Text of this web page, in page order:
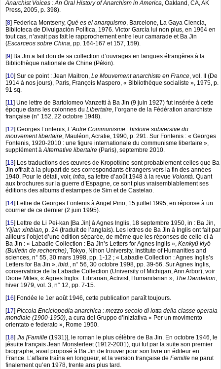
Anarchist Voices : An Oral History of Anarchism in America , Oakland, CA, AK
Press, 2005, p. 398).
[8] Federica Montseny, Qué es el anarquismo , Barcelone, La Gaya Ciencia,
Biblioteca de Divulgación Política, 1976. Victor García lui non plus, en 1964 en
tout cas, n’avait pas fait le rapprochement entre leur camarade et Ba Jin
(Escarceos sobre China , pp. 164-167 et 157, 159).
[9] Ba Jin a fait don de sa collection d’ouvrages en langues étrangères à la
Bibliothèque nationale de Chine (Pékin).
[10] Sur ce point : Jean Maitron, Le Mouvement anarchiste en France , vol. II (De
1914 à nos jours), Paris, François Maspero, « Bibliothèque socialiste », 1975, p.
91 sq.
[11 ] Une lettre de Bartolomeo Vanzetti à Ba Jin (9 juin 1927) fut insérée à cette
époque dans les colonnes du Libertaire , l’organe de la Fédération anarchiste
française (n° 152, 22 octobre 1948).
[12] Georges Fontenis, L’Autre Communisme : histoire subversive du
mouvement libertaire , Mauléon, Acratie, 1990, p. 291. Sur Fontenis : « Georges
Fontenis, 1920-2010 : une figure internationale du communisme libertaire »,
supplément à Alternative libertaire (Paris), septembre 2010.
[13] Les traductions des œuvres de Kropotkine sont probablement celles que Ba
Jin offrait à la plupart de ses correspondants étrangers vers la fin des années
1940. Pour le détail, voir, infra , sa lettre d’août 1948 à la revue Volontà . Quant
aux brochures sur la guerre d’Espagne, ce sont plus vraisemblablement ses
éditions des albums d’estampes de Sim et de Castelao.
[14] Lettre de Georges Fontenis à Angel Pino, 15 juillet 1995, en réponse à un
courrier de ce dernier (2 juin 1995).
[15] Lettre de Li Pei-kan [Ba Jin] à Agnes Inglis, 18 septembre 1950, in : Ba Jin,
Yijian xinbian , p. 24 (traduit de l’anglais). Les lettres de Ba Jin à Inglis ont fait par
ailleurs l’objet d’une édition séparée, de même que les réponses de celle-ci à
Ba Jin : « Labadie Collection : Ba Jin’s Letters for Agnes Inglis », Kenkyû kiyô
(Bulletin de recherche) , Tokyo, Nihon University, Institute of Humanities and
sciences, n° 55, 30 mars 1998, pp. 1-12 ; « Labadie Collection : Agnes Inglis’s
Letters for Ba Jin », ibid.
, n° 56, 30 octobre 1998, pp. 39-56. Sur Agnes Inglis,
conservatrice de la Labadie Collection (University of Michigan, Ann Arbor), voir
Dione Miles, « Agnes Inglis : Librarian, Activist, Humanitarian », The Dandelion
hiver 1979, vol. 3, n° 12, pp. 7-15.
[16] Fondée le 1er août 1946, cette publication paraît toujours.
[17] Piccola Enciclopedia anarchica : mezzo secolo di lotta della classe operaia
mondiale (1900-1950) , a cura del Gruppo d’iniziativa « Per un movimento
orientato e federato », Rome 1950.
[18] Jia [Famille (1931)], le roman le plus célèbre de Ba Jin. En octobre 1946, le
jésuite français Jean Monsterleet (1912-2001), qui fut par la suite son premier
biographe, avait proposé à Ba Jin de trouver pour son livre un éditeur en
France. L’affaire traîna en longueur, et la version française de Famille ne parut
finalement qu’en 1978, trente ans plus tard.